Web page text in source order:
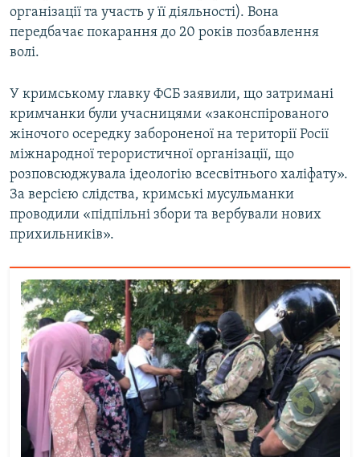
організації та участь у її діяльності). Вона
передбачає покарання до 20 років позбавлення
волі.
У кримському главку ФСБ заявили, що затримані
кримчанки були учасницями «законспірованого
жіночого осередку забороненої на території Росії
міжнародної терористичної організації, що
розповсюджувала ідеологію всесвітнього халіфату».
За версією слідства, кримські мусульманки
проводили «підпільні збори та вербували нових
прихильників».